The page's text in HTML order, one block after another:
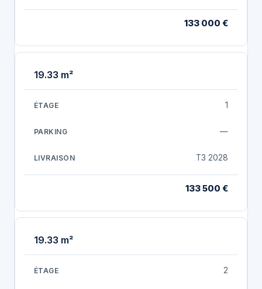
133 000 €
19.33 m²
1
—
T3 2028
133 500 €
19.33 m²
2